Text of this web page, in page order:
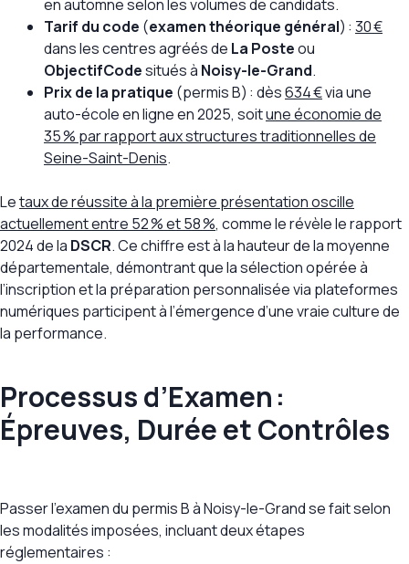
en automne selon les volumes de candidats.
Tarif du code (examen théorique général) : 30 €
dans les centres agréés de La Posteou
ObjectifCodesitués à Noisy-le-Grand.
Prix de la pratique (permis B) : dès634 €via une
auto-école en ligne en 2025, soitune économie de
35 % par rapport aux structures traditionnelles de
Seine-Saint-Denis.
Letaux de réussite à la première présentation oscille
actuellement entre 52 % et 58 %, comme le révèle le rapport
2024 de la DSCR. Ce chiffre est à la hauteur de la moyenne
départementale, démontrant que la sélection opérée à
l’inscription et la préparation personnalisée via plateformes
numériques participent à l’émergence d’une vraie culture de
la performance.
Processus d’Examen :
Épreuves, Durée et Contrôles
Passer l’examen du permis B à Noisy-le-Grand se fait selon
les modalités imposées, incluant deux étapes
réglementaires :